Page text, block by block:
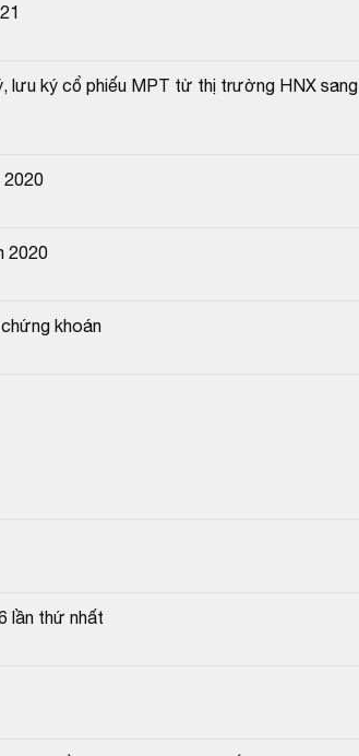
lưu ký cổ phiếu MPT từ thị trường HNX sang
2020
2020
khoán
lần thứ nhất